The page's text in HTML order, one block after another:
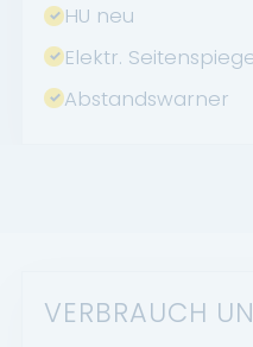
HU neu
Elektr.
Abstandswarner
VERBRAUCH